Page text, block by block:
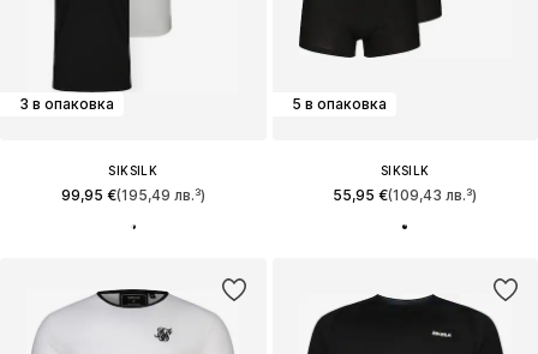
3 в опаковка
SIKSILK
99,95 €(195,49 лв.³)
5 в опаковка
SIKSILK
55,95 €(109,43 лв.³)